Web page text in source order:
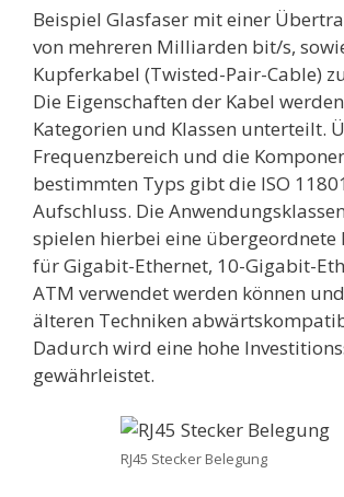
Beispiel Glasfaser mit einer
von mehreren Milliarden bit/s,
Kupferkabel (Twisted-Pair-Cable)
Die Eigenschaften der Kabel
Kategorien und Klassen unterteilt.
Frequenzbereich und die
bestimmten Typs gibt die ISO
Aufschluss. Die
spielen hierbei eine übergeordnete
für Gigabit-Ethernet, 10-Gigabit-
ATM verwendet werden können
älteren Techniken
Dadurch wird eine hohe
gewährleistet.
RJ45 Stecker Belegung